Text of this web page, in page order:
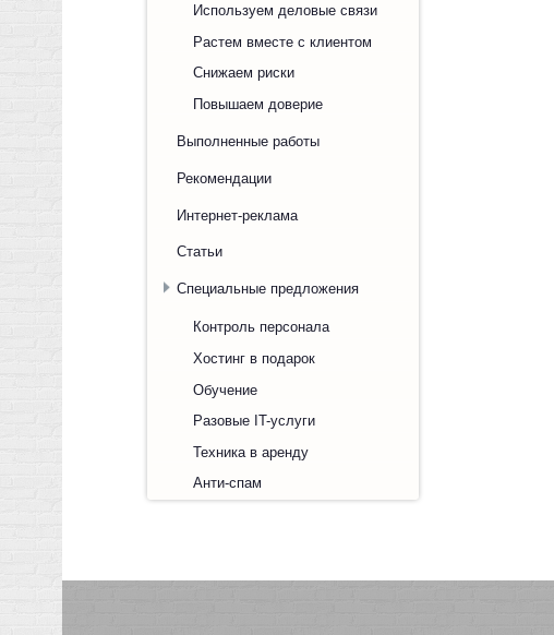
Используем деловые связи
Растем вместе с клиентом
Снижаем риски
Повышаем доверие
Выполненные работы
Рекомендации
Интернет-реклама
Статьи
Специальные предложения
Контроль персонала
Хостинг в подарок
Обучение
Разовые IT-услуги
Техника в аренду
Анти-спам